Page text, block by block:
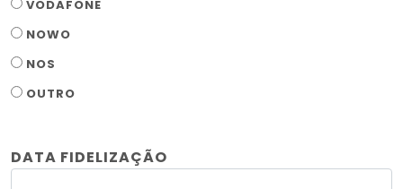
VODAFONE
NOWO
NOS
OUTRO
DATA FIDELIZAÇÃO